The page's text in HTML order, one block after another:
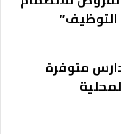
التوظيف”
متوفرة